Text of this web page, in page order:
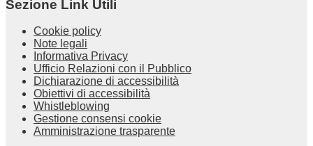
Sezione Link Utili
Cookie policy
Note legali
Informativa Privacy
Ufficio Relazioni con il Pubblico
Dichiarazione di accessibilità
Obiettivi di accessibilità
Whistleblowing
Gestione consensi cookie
Amministrazione trasparente